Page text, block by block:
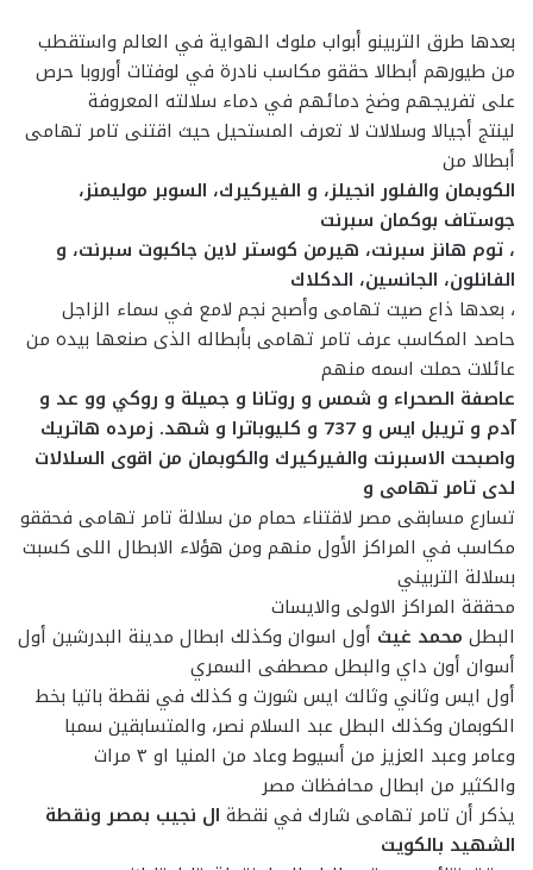
بعدها طرق التربينو أبواب ملوك الهواية في العالم واستقطب
من طيورهم أبطالا حققو مكاسب نادرة في لوفتات أوروبا حرص
على تفريجهم وضخ دمائهم في دماء سلالته المعروفة
لينتج أجيالا وسلالات لا تعرف المستحيل حيث اقتنى تامر تهامى
أبطالا من
الكوبمان والفلور انجيلز، و الفيركيرك، السوبر موليمنز،
جوستاف بوكمان سبرنت
، توم هانز سبرنت، هيرمن كوستر لاين جاكبوت سبرنت، و
الفانلون، الجانسين، الدكلاك
، بعدها ذاع صيت تهامى وأصبح نجم لامع في سماء الزاجل
حاصد المكاسب عرف تامر تهامى بأبطاله الذى صنعها بيده من
عائلات حملت اسمه منهم
عاصفة الصحراء و شمس و روتانا و جميلة و روكي وو عد و
آدم و تريبل ايس و 737 و كليوباترا و شهد. زمرده هاتريك
واصبحت الاسبرنت والفيركيرك والكوبمان من اقوى السلالات
لدى تامر تهامى و
تسارع مسابقى مصر لاقتناء حمام من سلالة تامر تهامى فحققو
مكاسب في المراكز الأول منهم ومن هؤلاء الابطال اللى كسبت
بسلالة التربيني
محققة المراكز الاولى والايسات
البطل محمد غيث أول اسوان وكذلك ابطال مدينة البدرشين أول
أسوان أون داي والبطل مصطفى السمري
أول ايس وثاني وثالث ايس شورت و كذلك في نقطة باتيا بخط
الكوبمان وكذلك البطل عبد السلام نصر، والمتسابقين سمبا
وعامر وعبد العزيز من أسيوط وعاد من المنيا او ٣ مرات
والكثير من ابطال محافظات مصر
يذكر أن تامر تهامى شارك في نقطة ال نجيب بمصر ونقطة
الشهيد بالكويت